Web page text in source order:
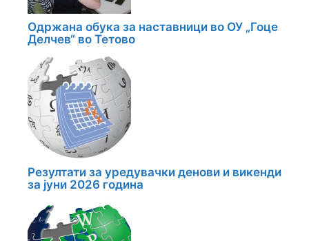
Одржана обука за наставници во ОУ „Гоце
Делчев“ во Тетово
Резултати за уредувачки денови и викенди
за јуни 2026 година